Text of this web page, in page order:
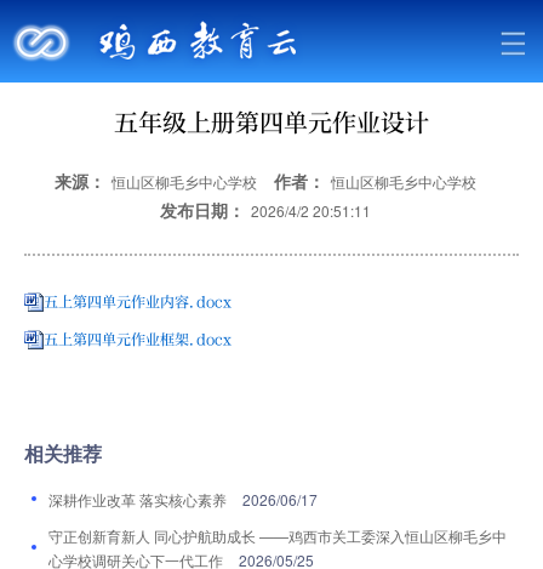
五年级上册第四单元作业设计
来源： 恒山区柳毛乡中心学校 作者： 恒山区柳毛乡中心学校
发布日期： 2026/4/2 20:51:11
五上第四单元作业内容.docx
五上第四单元作业框架.docx
相关推荐
深耕作业改革 落实核心素养
2026/06/17
守正创新育新人 同心护航助成长 ——鸡西市关工委深入恒山区柳毛乡中
心学校调研关心下一代工作
2026/05/25